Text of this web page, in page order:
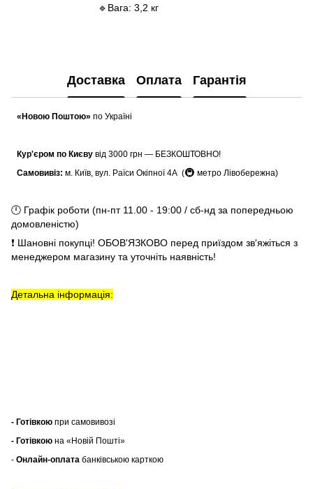
🔹Вага: 3,2 кг
Доставка Оплата Гарантія
«Новою Поштою» по Україні
Кур'єром по Києву від 3000 грн — БЕЗКОШТОВНО!
Самовивіз: м. Київ, вул. Раїси Окіпної 4А (🚇 метро Лівобережна)
🕛 Графік роботи (пн-пт 11.00 - 19:00 / сб-нд за попередньою
домовленістю)
❗ Шановні покупці! ОБОВ'ЯЗКОВО перед приїздом зв'яжіться з
менеджером магазину та уточніть наявність!
Детальна інформація:
- Готівкою при самовивозі
- Готівкою на «Новій Пошті»
- Онлайн-оплата банківською карткою